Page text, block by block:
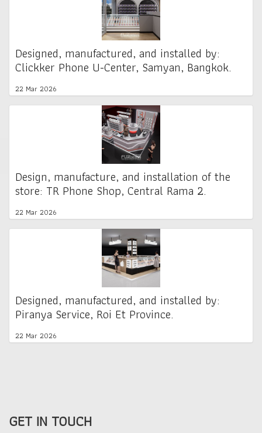
Designed, manufactured, and installed by:
Clickker Phone U-Center, Samyan, Bangkok.
22 Mar 2026
Design, manufacture, and installation of the
store: TR Phone Shop, Central Rama 2.
22 Mar 2026
Designed, manufactured, and installed by:
Piranya Service, Roi Et Province.
22 Mar 2026
GET IN TOUCH